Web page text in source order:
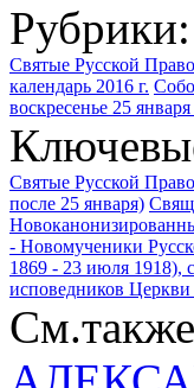
Рубрики:
Святые Русской
календарь 2016 г.
воскресенье 25
Святые Русской
после 25 января)
- Новомученики
1869 - 23 июля 1918),
исповедников Церкви